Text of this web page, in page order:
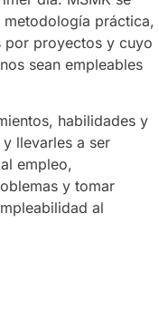
metodología práctica,
por proyectos y cuyo
sean empleables
habilidades y
llevarles a ser
empleo,
y tomar
al